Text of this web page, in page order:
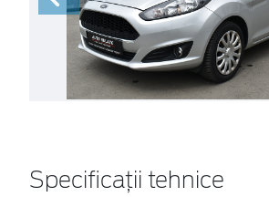
Specificații tehnice